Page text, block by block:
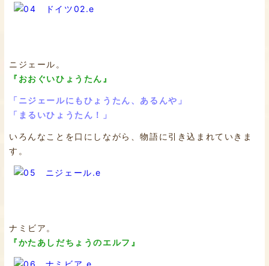
ニジェール。
『おおぐいひょうたん』
「ニジェールにもひょうたん、あるんや」
「まるいひょうたん！」
いろんなことを口にしながら、物語に引き込まれていきま
す。
ナミビア。
『かたあしだちょうのエルフ』